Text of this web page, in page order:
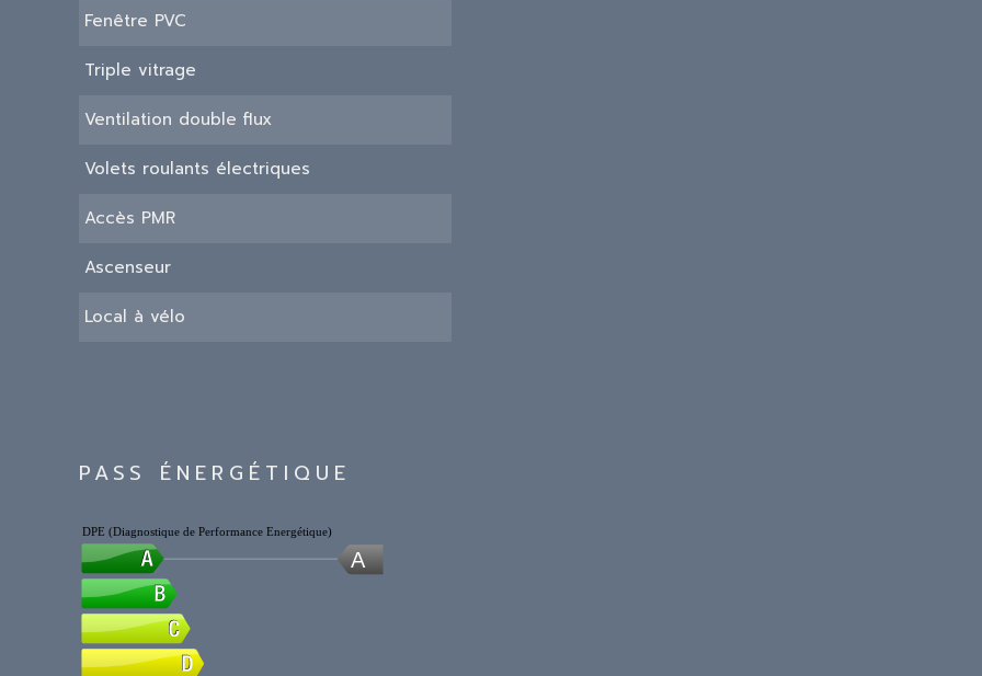
Fenêtre PVC
Triple vitrage
Ventilation double flux
Volets roulants électriques
Accès PMR
Ascenseur
Local à vélo
PASS ÉNERGÉTIQUE
A
DPE (Diagnostique de Performance Energétique)